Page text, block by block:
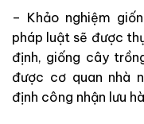
– Khảo nghiệm
pháp luật sẽ được
định, giống cây
được cơ quan nhà
định công nhận lưu